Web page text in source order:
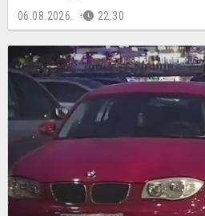
06.08.2026. 22:30